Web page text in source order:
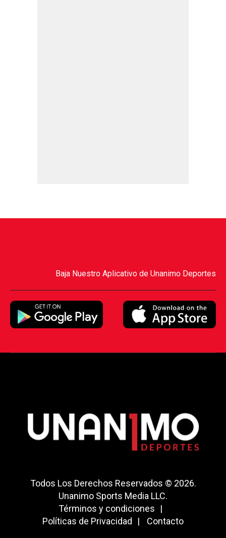
Baja Nuestro Aplicativo de Unanimo Deportes
Todos Los Derechos Reservados © 2026.
Unanimo Sports Media LLC.
Términos y condiciones
Políticas de Privacidad
Contacto